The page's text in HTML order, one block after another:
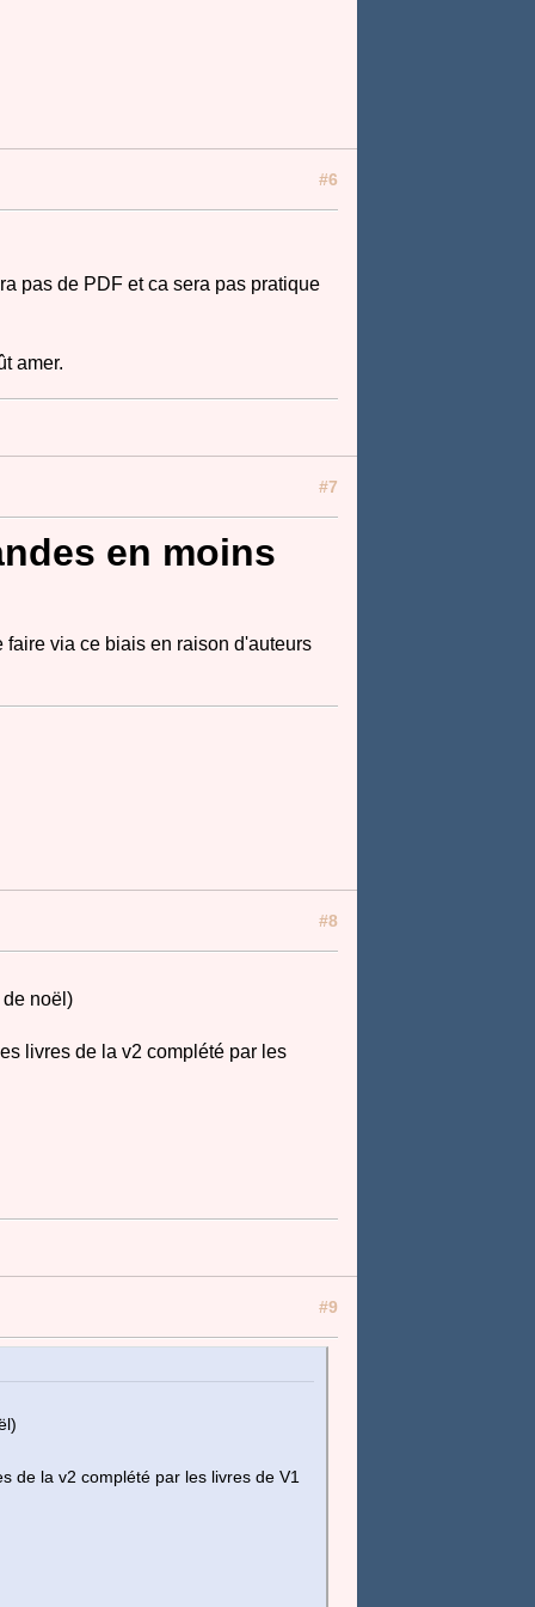
#6
pas de PDF et ca sera pas pratique
amer.
#7
en moins
via ce biais en raison d'auteurs
#8
noël)
livres de la v2 complété par les
#9
de la v2 complété par les livres de V1